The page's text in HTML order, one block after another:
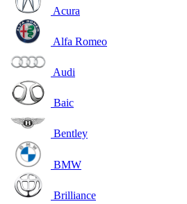
Acura
Alfa Romeo
Audi
Baic
Bentley
BMW
Brilliance